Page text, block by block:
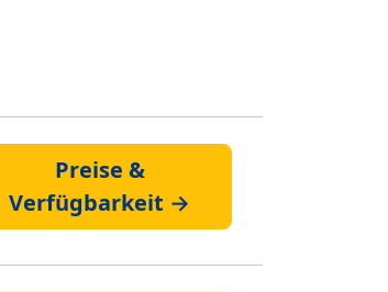
Preise &
Verfügbarkeit →